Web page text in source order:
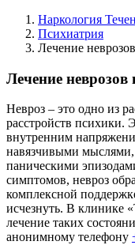
Наркология
Психиатрия
Лечение неврозов
Лечение неврозов
Невроз – это одно из
расстройств психики.
внутренним
навязчивыми
паническими
симптомов, невроз
комплексной
исчезнуть. В клинике
лечение таких
анонимному телефону